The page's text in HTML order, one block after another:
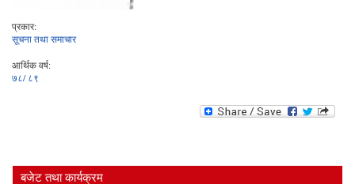
प्रकार:
सूचना तथा समाचार
आर्थिक वर्ष:
७८/ ८९
बजेट तथा कार्यक्रम